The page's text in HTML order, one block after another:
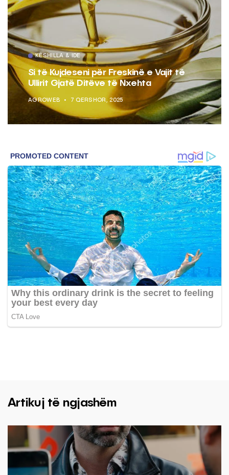
KËSHILLA & IDE
Si të Kujdeseni për Freskinë e Vajit të
Ullirit Gjatë Ditëve të Nxehta
AGROWEB 7 QERSHOR, 2025
Artikuj të ngjashëm